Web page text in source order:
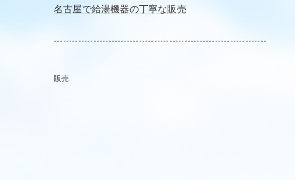
名古屋で給湯機器の丁寧な販売
----------------------------------------------------------------------
販売